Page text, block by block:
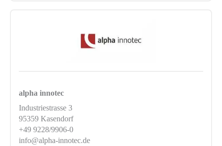
alpha innotec
Industriestrasse 3
95359 Kasendorf
+49 9228/9906-0
info@alpha-innotec.de